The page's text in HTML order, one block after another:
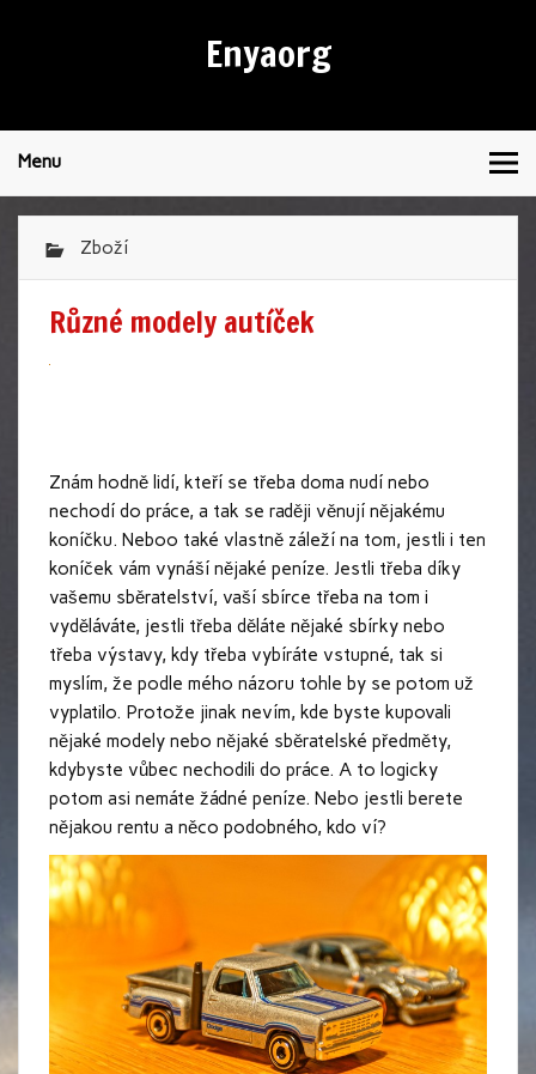
Enyaorg
Menu
Zboží
Různé modely autíček
Znám hodně lidí, kteří se třeba doma nudí nebo
nechodí do práce, a tak se raději věnují nějakému
koníčku. Neboo také vlastně záleží na tom, jestli i ten
koníček vám vynáší nějaké peníze. Jestli třeba díky
vašemu sběratelství, vaší sbírce třeba na tom i
vyděláváte, jestli třeba děláte nějaké sbírky nebo
třeba výstavy, kdy třeba vybíráte vstupné, tak si
myslím, že podle mého názoru tohle by se potom už
vyplatilo. Protože jinak nevím, kde byste kupovali
nějaké modely nebo nějaké sběratelské předměty,
kdybyste vůbec nechodili do práce. A to logicky
potom asi nemáte žádné peníze. Nebo jestli berete
nějakou rentu a něco podobného, kdo ví?